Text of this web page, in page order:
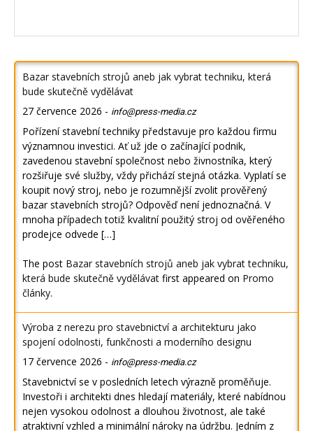
Bazar stavebních strojů aneb jak vybrat techniku, která
bude skutečně vydělávat
27 července 2026 - info@press-media.cz
Pořízení stavební techniky představuje pro každou firmu
významnou investici. Ať už jde o začínající podnik,
zavedenou stavební společnost nebo živnostníka, který
rozšiřuje své služby, vždy přichází stejná otázka. Vyplatí se
koupit nový stroj, nebo je rozumnější zvolit prověřený
bazar stavebních strojů? Odpověď není jednoznačná. V
mnoha případech totiž kvalitní použitý stroj od ověřeného
prodejce odvede […]
The post Bazar stavebních strojů aneb jak vybrat techniku,
která bude skutečně vydělávat first appeared on Promo
články.
Výroba z nerezu pro stavebnictví a architekturu jako
spojení odolnosti, funkčnosti a moderního designu
17 července 2026 - info@press-media.cz
Stavebnictví se v posledních letech výrazně proměňuje.
Investoři i architekti dnes hledají materiály, které nabídnou
nejen vysokou odolnost a dlouhou životnost, ale také
atraktivní vzhled a minimální nároky na údržbu. Jedním z